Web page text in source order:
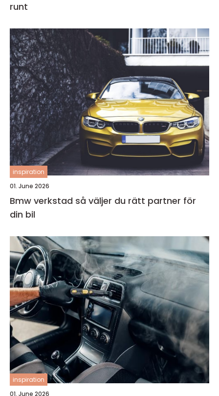
runt
inspiration
01. June 2026
Bmw verkstad så väljer du rätt partner för
din bil
inspiration
01. June 2026